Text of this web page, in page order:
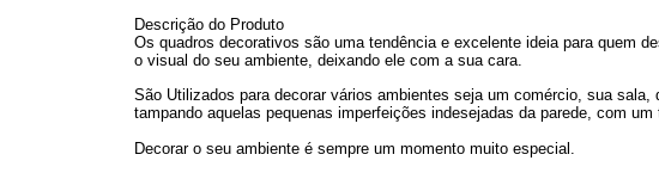
Descrição do Produto
Os quadros decorativos são uma tendência e excelente ideia para quem
o visual do seu ambiente, deixando ele com a sua cara.
São Utilizados para decorar vários ambientes seja um comércio, sua
tampando aquelas pequenas imperfeições indesejadas da parede, com um
Decorar o seu ambiente é sempre um momento muito especial.